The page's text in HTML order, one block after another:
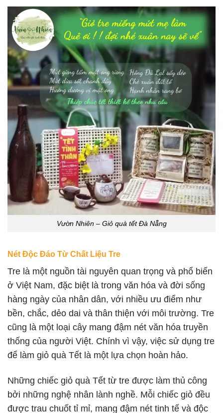
Vườn Nhiên – Giỏ quà tết Đà Nẵng
Nét Độc Đáo Từ Chất Liệu Tre
Tre là một nguồn tài nguyên quan trọng và phổ biến
ở Việt Nam, đặc biệt là trong văn hóa và đời sống
hàng ngày của nhân dân, với nhiều ưu điểm như
bền, chắc, dẻo dai và thân thiện với môi trường. Tre
cũng là một loại cây mang đậm nét văn hóa truyền
thống của người Việt. Chính vì vậy, việc sử dụng tre
để làm giỏ quà Tết là một lựa chọn hoàn hảo.
Những chiếc giỏ quà Tết từ tre được làm thủ công
bởi những nghệ nhân lành nghề. Mỗi chiếc giỏ đều
được trau chuốt tỉ mỉ, mang đậm nét tinh tế và độc